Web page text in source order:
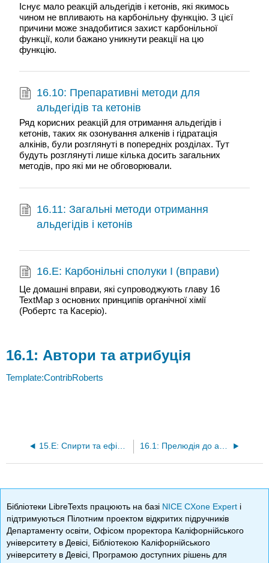
Існує мало реакцій альдегідів і кетонів, які якимось
чином не впливають на карбонільну функцію. З цієї
причини може знадобитися захист карбонільної
функції, коли бажано уникнути реакції на цю
функцію.
16.10: Препаративні методи для
альдегідів та кетонів
Ряд корисних реакцій для отримання альдегідів і
кетонів, таких як озонування алкенів і гідратація
алкінів, були розглянуті в попередніх розділах. Тут
будуть розглянуті лише кілька досить загальних
методів, про які ми не обговорювали.
16.11: Загальні методи отримання
альдегідів і кетонів
16.E: Карбонільні сполуки I (вправи)
Це домашні вправи, які супроводжують главу 16
TextMap з основних принципів органічної хімії
(Робертс та Касеріо).
Автори та атрибуція
Template:ContribRoberts
15.E: Спирти та ефіри (вправи) 16.1: Прелюдія до альдегідів і кетонів
Бібліотеки LibreTexts працюють на базі NICE CXone Expert і
підтримуються Пілотним проектом відкритих підручників
Департаменту освіти, Офісом проректора Каліфорнійського
університету в Девісі, Бібліотекою Каліфорнійського
університету в Девісі, Програмою доступних рішень для